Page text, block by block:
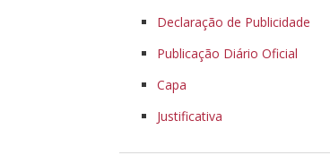
Declaração de Publicidade
Publicação Diário Oficial
Capa
Justificativa